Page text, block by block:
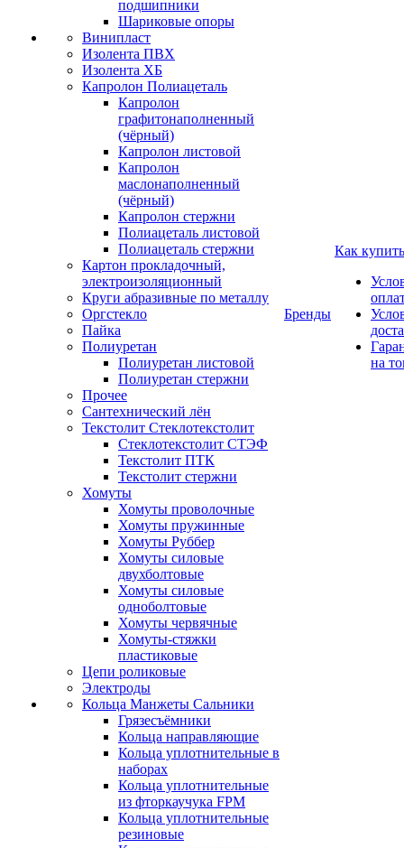
подшипники
Шариковые опоры
Винипласт
Изолента ПВХ
Изолента ХБ
Капролон Полиацеталь
Капролон
графитонаполненный
(чёрный)
Капролон листовой
Капролон
маслонаполненный
(чёрный)
Капролон стержни
Полиацеталь листовой
Полиацеталь стержни
Картон прокладочный,
электроизоляционный
Круги абразивные по металлу
Оргстекло
Пайка
Полиуретан
Полиуретан листовой
Полиуретан стержни
Прочее
Сантехнический лён
Текстолит Стеклотекстолит
Стеклотекстолит СТЭФ
Текстолит ПТК
Текстолит стержни
Хомуты
Хомуты проволочные
Хомуты пружинные
Хомуты Руббер
Хомуты силовые
двухболтовые
Хомуты силовые
одноболтовые
Хомуты червячные
Хомуты-стяжки
пластиковые
Цепи роликовые
Электроды
Кольца Манжеты Сальники
Грязесъёмники
Кольца направляющие
Кольца уплотнительные в
наборах
Кольца уплотнительные
из фторкаучука FPM
Кольца уплотнительные
резиновые
Бренды
Как купить
на